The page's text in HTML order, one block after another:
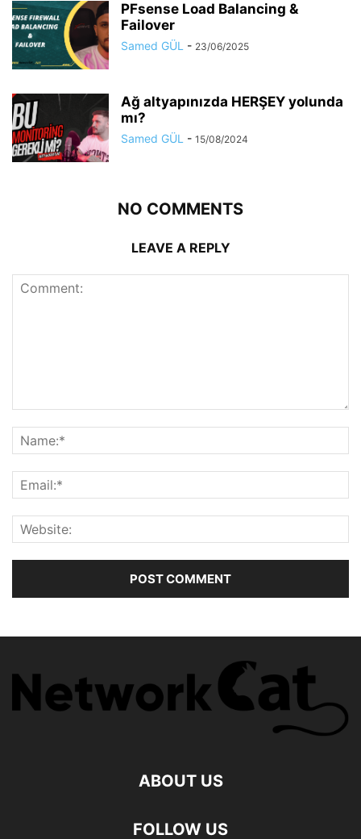
PFsense Load Balancing &
Failover
Samed GÜL - 23/06/2025
Ağ altyapınızda HERŞEY yolunda
mı?
Samed GÜL - 15/08/2024
NO COMMENTS
LEAVE A REPLY
ABOUT US
FOLLOW US